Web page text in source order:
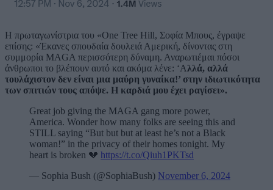
Η πρωταγωνίστρια του «One Tree Hill, Σοφία Μπους, έγραψε
επίσης: «Έκανες σπουδαία δουλειά Αμερική, δίνοντας στη
συμμορία MAGA περισσότερη δύναμη. Αναρωτιέμαι πόσοι
άνθρωποι το βλέπουν αυτό και ακόμα λένε: ‘Αλλά, αλλά
τουλάχιστον δεν είναι μια μαύρη γυναίκα!’ στην ιδιωτικότητα
των σπιτιών τους απόψε. Η καρδιά μου έχει ραγίσει».
Great job giving the MAGA gang more power,
America. Wonder how many folks are seeing this and
STILL saying “But but but at least he’s not a Black
woman!” in the privacy of their homes tonight. My
heart is broken 💔 https://t.co/Qiuh1PKTsd
— Sophia Bush (@SophiaBush) November 6, 2024